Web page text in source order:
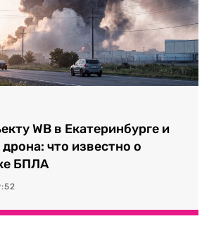
WB в Екатеринбурге и
что известно о
БПЛА